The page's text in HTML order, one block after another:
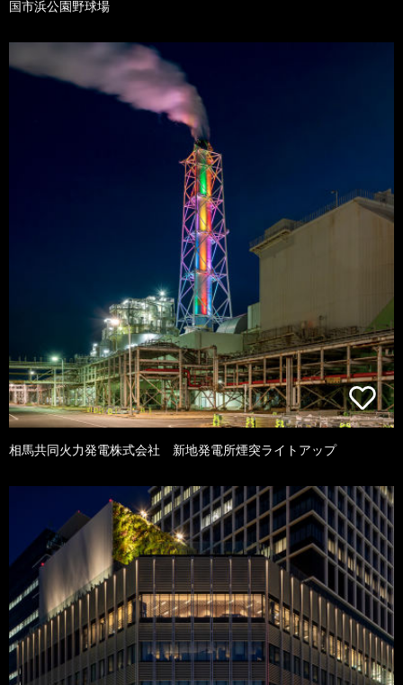
国市浜公園野球場
相馬共同火力発電株式会社 新地発電所煙突ライトアップ